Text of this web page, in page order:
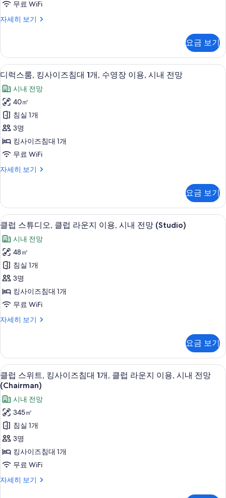
대
개,
클
럽
라
운
지
이
용,
시
내
사
진
모
두
보
기
무료 WiFi
자세히 보기
클
룸,
더
블
침
대
2
개,
클
럽
라
운
지
용,
전
망
자
세
히
보
기
요금 보기
디
럭
스
룸,
킹
사
이
침
1
개,
수
영
장
이
용,
시
내
전
진
모
두
보
기
고급 침구, 오리/거위털 이불, 객실 내
13
디럭스룸, 킹사이즈침대 1개, 수영장 이용, 시내 전망
시내 전망
40㎡
침실 1개
3명
킹사이즈침대 1개
무료 WiFi
자세히 보기
디
킹
사
이
침
대
개,
수
영
장
이
시
망
자
세
히
보
기
요금 보기
클
럽
스
튜
디
오,
클
라
지
이
용,
시
내
전
망
(Studio)
사
진
모
고급 침구, 오리/거위털 이불, 객실 내
17
클럽 스튜디오, 클럽 라운지 이용, 시내 전망 (Studio)
시내 전망
48㎡
침실 1개
3명
킹사이즈침대 1개
무료 WiFi
자세히 보기
클
디
오,
클
럽
라
운
지
이
용,
시
전
망
자
요금 보기
클
럽
스
위
트,
킹
사
이
즈
클럽 스위트, 킹사이즈침대 1개, 클럽
24
클럽 스위트, 킹사이즈침대 1개, 클럽 라운지 이용, 시내 전망
(Chairman)
시내 전망
345㎡
침실 1개
3명
킹사이즈침대 1개
무료 WiFi
자세히 보기
클